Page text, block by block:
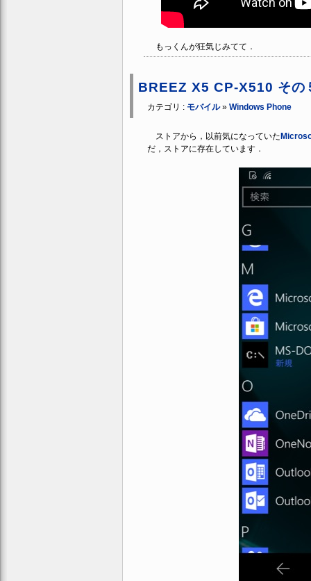
もっくんが狂気じみてて．
BREEZ X5 CP-X510 そ
カテゴリ : モバイル» Windows Phone
ストアから，以前気になっていた
だ，ストアに存在しています．